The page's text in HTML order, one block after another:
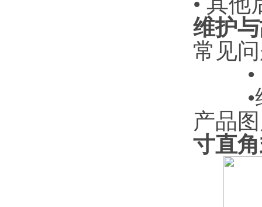
维护
常见
产品
寸直